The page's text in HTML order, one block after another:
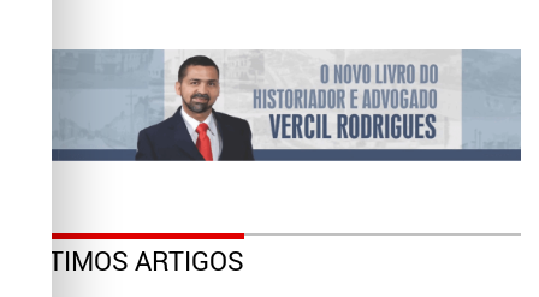
ÚLTIMOS ARTIGOS